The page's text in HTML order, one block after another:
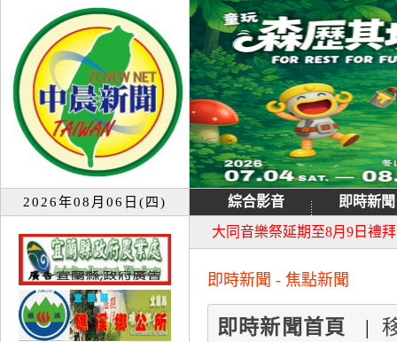
2026年08月06日(四) 綜合影音 即時新聞
宜蘭童玩節7月13日重新開園
大同音樂祭延期至8月9日禮
即時新聞 - 焦點新聞
即時新聞首頁 |